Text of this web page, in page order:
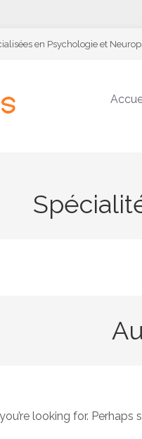
en Psychologie et
looking for. Perhaps